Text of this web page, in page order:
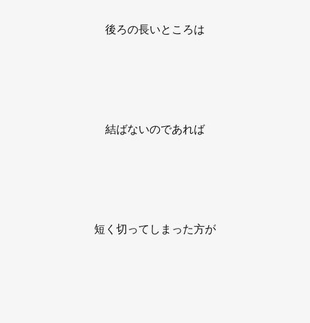
後ろの長いところは
結ばないのであれば
短く切ってしまった方が